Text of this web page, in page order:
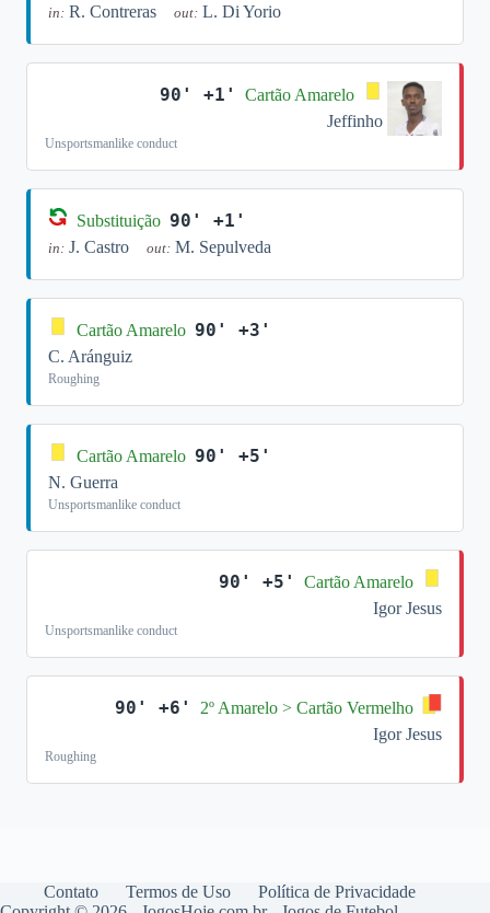
in: R. Contreras out: L. Di Yorio
90' +1'
Cartão Amarelo
Jeffinho
Unsportsmanlike conduct
Substituição 90' +1'
in: J. Castro out: M. Sepulveda
Cartão Amarelo 90' +3'
C. Aránguiz
Roughing
Cartão Amarelo 90' +5'
N. Guerra
Unsportsmanlike conduct
90' +5'
Cartão Amarelo
Igor Jesus
Unsportsmanlike conduct
90' +6'
2º Amarelo > Cartão Vermelho
Igor Jesus
Roughing
Contato Termos de Uso
Política de Privacidade